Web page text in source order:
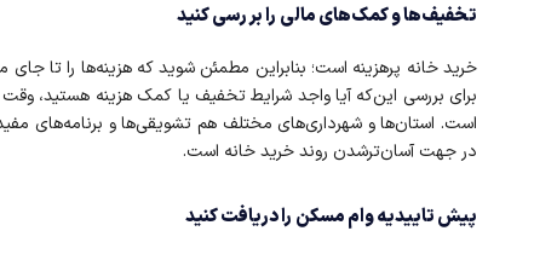
تخفیف‌ها و کمک‌های مالی را بررسی کنید
خرید خانه پرهزینه است؛ بنابراین مطمئن شوید که هزینه‌ها را تا
برای بررسی این‌که آیا واجد شرایط تخفیف یا کمک هزینه هستید، وقت
است. استان‌ها و شهرداری‌های مختلف هم تشویقی‌ها و برنامه‌های مفیدی
در جهت آسان‌ترشدن روند خرید خانه است.
پیش تاییدیه وام مسکن را دریافت کنید